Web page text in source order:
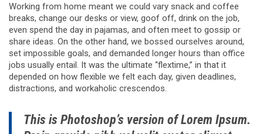
Working from home meant we could vary snack and coffee
breaks, change our desks or view, goof off, drink on the job,
even spend the day in pajamas, and often meet to gossip or
share ideas. On the other hand, we bossed ourselves around,
set impossible goals, and demanded longer hours than office
jobs usually entail. It was the ultimate “flextime,” in that it
depended on how flexible we felt each day, given deadlines,
distractions, and workaholic crescendos.
This is Photoshop’s version of Lorem Ipsum.